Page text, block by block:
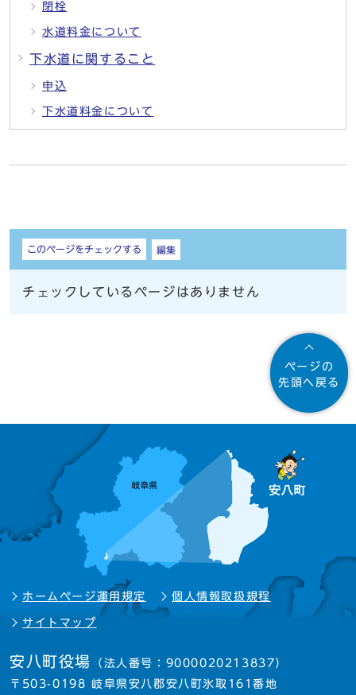
閉栓
水道料金について
下水道に関すること
申込
下水道料金について
しおり
このページをチェックする 編集
チェックしているページはありません
ページの
先頭へ戻る
ホームページ運用規定 個人情報取扱規程
サイトマップ
安八町役場 （法人番号：9000020213837）
〒503-0198 岐阜県安八郡安八町氷取161番地